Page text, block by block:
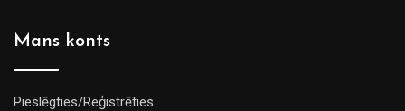
Mans konts
Pieslēgties/Reģistrēties